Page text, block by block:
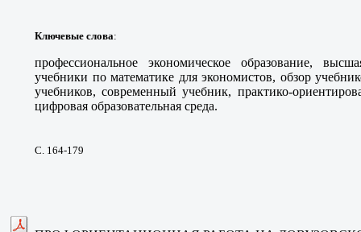
Ключевые слова:
профессиональное экономическое образование,
учебники по математике для экономистов, обзор
учебников, современный учебник, практико-
цифровая образовательная среда.
С. 164-179